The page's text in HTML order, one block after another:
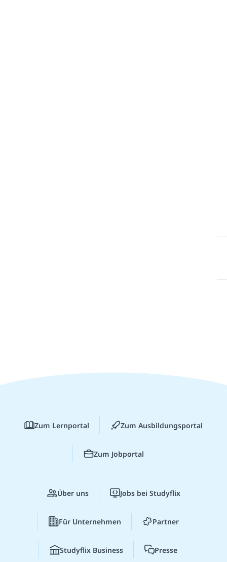
Zum Lernportal Zum Ausbildungsportal
Zum Jobportal
Über uns Jobs bei Studyflix
Für Unternehmen Partner
Studyflix Business Presse